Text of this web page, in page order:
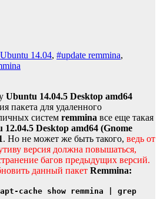
14.04, #update remmina,
Ubuntu 14.04.5 Desktop amd64
пакета для удаленного
систем remmina все еще такая
12.04.5 Desktop amd64 (Gnome
. Но не может же быть такого, ведь от
версия должна повышаться,
багов предыдущих версий.
данный пакет Remmina:
cache show remmina | grep